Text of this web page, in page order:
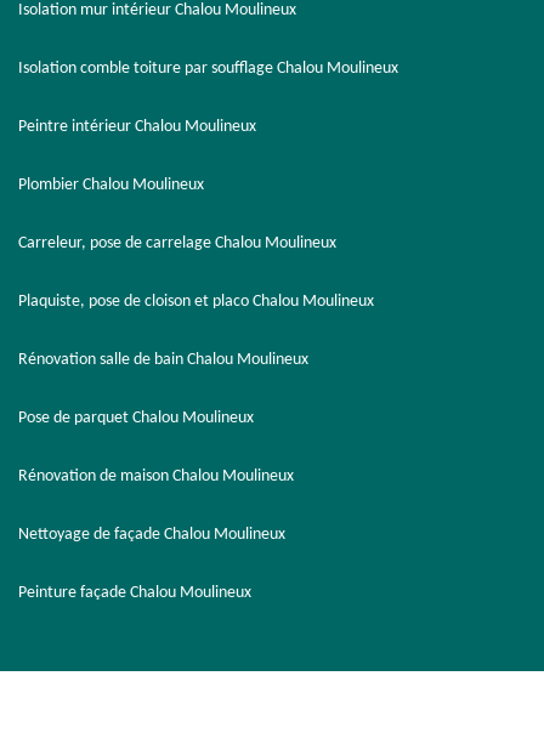
Isolation mur intérieur Chalou Moulineux
Isolation comble toiture par soufflage Chalou Moulineux
Peintre intérieur Chalou Moulineux
Plombier Chalou Moulineux
Carreleur, pose de carrelage Chalou Moulineux
Plaquiste, pose de cloison et placo Chalou Moulineux
Rénovation salle de bain Chalou Moulineux
Pose de parquet Chalou Moulineux
Rénovation de maison Chalou Moulineux
Nettoyage de façade Chalou Moulineux
Peinture façade Chalou Moulineux